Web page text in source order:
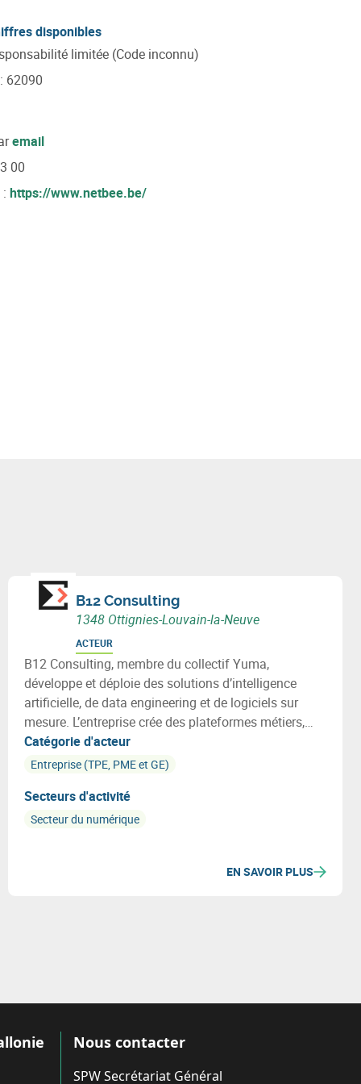
disponibles
limitée (Code inconnu)
: 62090
email
00
https://www.netbee.be/
B12 Consulting
1348 Ottignies-Louvain-la-Neuve
ACTEUR
B12 Consulting, membre du collectif Yuma,
développe et déploie des solutions d’intelligence
artificielle, de data engineering et de logiciels sur
mesure. L’entreprise crée des plateformes métiers,
modèles IA industrialisés et interfaces UX/UI, et
accompagne ses clients de la stratégie data à la
Catégorie d'acteur
Entreprise (TPE, PME et GE)
Secteurs d'activité
Secteur du numérique
EN SAVOIR PLUS
Nous contacter
SPW Secrétariat Général